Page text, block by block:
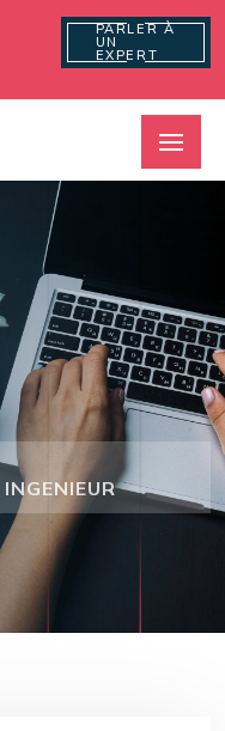
PARLER À
UN
EXPERT